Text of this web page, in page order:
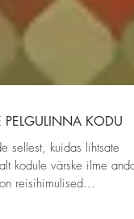
PELGULINNA KODU
sellest, kuidas lihtsate